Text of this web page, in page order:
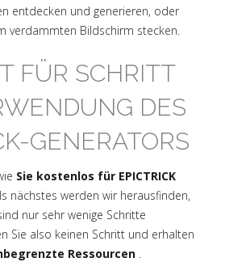
entdecken und generieren, oder
verdammten Bildschirm stecken.
FÜR SCHRITT
DES
GENERATORS
Sie kostenlos für EPICTRICK
nächstes werden wir herausfinden,
nur sehr wenige Schritte
Sie also keinen Schritt und erhalten
Ressourcen .